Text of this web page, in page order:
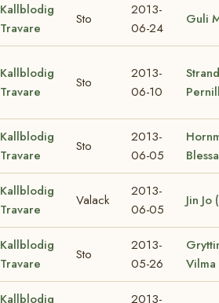
Kallblodig
Travare
Sto
2013-
06-24
Guli
Kallblodig
Travare
Sto
2013-
06-10
Kallblodig
Travare
Sto
2013-
06-05
Kallblodig
Travare
Valack
2013-
06-05
Jin Jo
Kallblodig
Travare
Sto
2013-
05-26
Kallblodig
2013-